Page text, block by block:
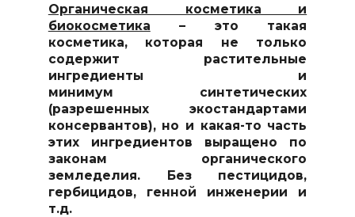
Органическая косметика и
биокосметика – это такая
косметика, которая не только
содержит растительные
ингредиенты и
минимум синтетических
(разрешенных экостандартами
консервантов), но и какая-то часть
этих ингредиентов выращено по
законам органического
земледелия. Без пестицидов,
гербицидов, генной инженерии и
т.д.